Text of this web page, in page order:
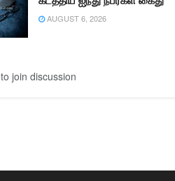
AUGUST 6, 2026
to join discussion